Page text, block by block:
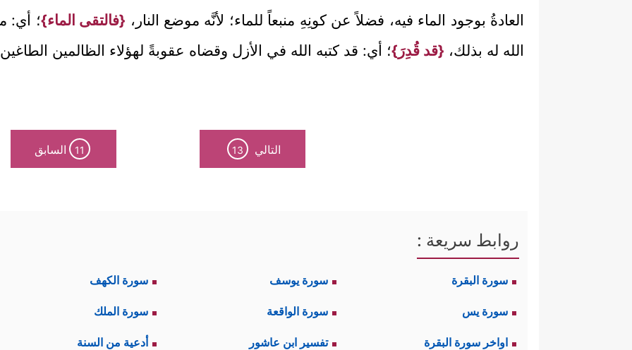
العادةُ بوجود الماء فيه، فضلاً عن كونِهِ منبعاً للماء؛ لأنَّه موضع النار، {فالتقى الماء}؛ أي:
الله له بذلك، {قد قُدِرَ}؛ أي: قد كتبه الله في الأزل وقضاه عقوبةً لهؤلاء الظالمين
التالي 13
11 السابق
روابط سريعة :
سورة البقرة سورة يوسف سورة الكهف
سورة يس سورة الواقعة سورة الملك
اواخر سورة البقرة تفسير ابن عاشور أدعية من السنة